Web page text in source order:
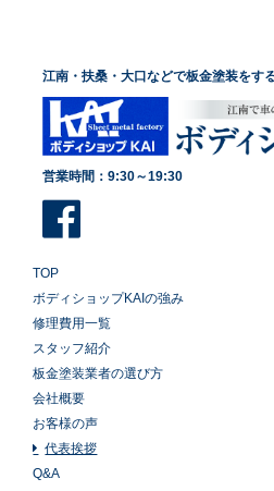
江南・扶桑・大口などで板金塗装をす
営業時間：9:30～19:30
TOP
ボディショップKAIの強み
修理費用一覧
スタッフ紹介
板金塗装業者の選び方
会社概要
お客様の声
代表挨拶
Q&A